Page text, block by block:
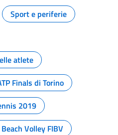
Sport e periferie
atlete
Finals di Torino
2019
Volley FIBV